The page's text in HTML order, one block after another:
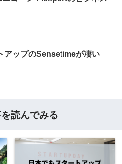
アップのSensetimeが凄い
読んでみる